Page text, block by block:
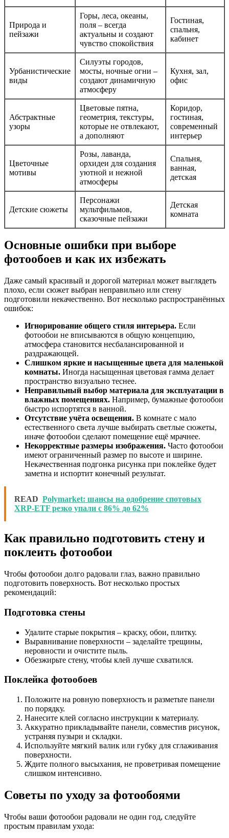
Природа и
пейзажи
Горы, леса, океаны,
поля – всегда
актуальны и создают
чувство спокойствия
Гостиная,
спальня,
кабинет
Урбанистические
виды
Силуэты городов,
мосты, ночные огни –
создают динамичную
атмосферу
Кухня, зал,
офис
Абстрактные
узоры
Цветовые пятна,
геометрия, текстуры,
которые не отвлекают,
а дополняют
Коридор,
гостиная,
современный
интерьер
Цветочные
мотивы
Розы, лаванда,
орхидеи для создания
уютной и нежной
атмосферы
Спальня,
ванная,
детская
Детские сюжеты
Персонажи
мультфильмов,
сказочные пейзажи
Детская
комната
Основные ошибки при выборе
фотообоев и как их избежать
Даже самый красивый и дорогой материал может выглядеть
плохо, если сюжет выбран неправильно или стену
подготовили некачественно. Вот несколько распространённых
ошибок:
Игнорирование общего стиля интерьера. Если
фотообои не вписываются в общую концепцию,
атмосфера становится несбалансированной и
раздражающей.
Слишком яркие и насыщенные цвета для маленькой
комнаты. Иногда насыщенная цветовая гамма делает
пространство визуально теснее.
Неправильный выбор материала для эксплуатации в
влажных помещениях. Например, бумажные фотообои
быстро испортятся в ванной.
Отсутствие учёта освещения. В комнате с мало
естественного света лучше выбирать светлые сюжеты,
иначе фотообои сделают помещение ещё мрачнее.
Некорректные размеры изображения. Часто фотообои
имеют ограниченный размер по высоте и ширине.
Некачественная подгонка рисунка при поклейке будет
заметна и испортит конечный результат.
READ Polymarket: шансы на одобрение спотовых
XRP-ETF резко упали с 86% до 62%
Как правильно подготовить стену и
поклеить фотообои
Чтобы фотообои долго радовали глаз, важно правильно
подготовить поверхность. Вот несколько простых
рекомендаций:
Подготовка стены
Удалите старые покрытия – краску, обои, плитку.
Выравнивание поверхности – заделайте трещины,
неровности и очистите пыль.
Обезжирьте стену, чтобы клей лучше схватился.
Поклейка фотообоев
Положите на ровную поверхность и разметьте панели
по порядку.
Нанесите клей согласно инструкции к материалу.
Аккуратно прикладывайте панели, совместив рисунок,
устраняя пузыри и складки.
Используйте мягкий валик или губку для сглаживания
поверхности.
Ждите полного высыхания, не проветривая помещение
слишком интенсивно.
Советы по уходу за фотообоями
Чтобы ваши фотообои радовали не один год, следуйте
простым правилам ухода: